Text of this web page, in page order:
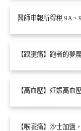
醫師申報所得稅 9A、
【跟腱痛】跑者的夢
【高血壓】妊娠高血
【喉嚨痛】沙士加鹽